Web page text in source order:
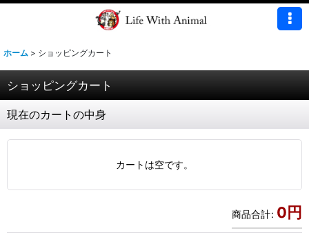
ホーム > ショッピングカート
ショッピングカート
現在のカートの中身
カートは空です。
商品合計: 0円